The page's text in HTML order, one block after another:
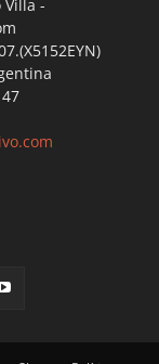
Villa -